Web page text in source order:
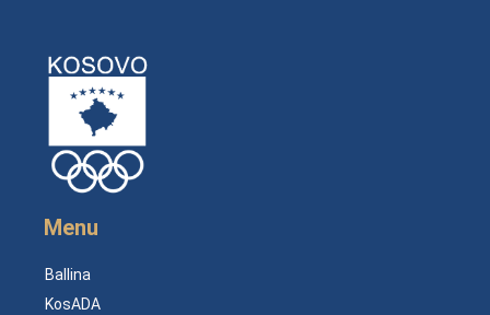
Menu
Ballina
KosADA